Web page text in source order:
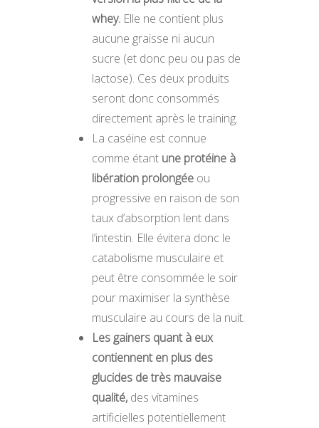
whey. Elle ne contient plus
aucune graisse ni aucun
sucre (et donc peu ou pas de
lactose). Ces deux produits
seront donc consommés
directement après le training.
La caséine est connue
comme étant une protéine à
libération prolongée ou
progressive en raison de son
taux d’absorption lent dans
l’intestin. Elle évitera donc le
catabolisme musculaire et
peut être consommée le soir
pour maximiser la synthèse
musculaire au cours de la nuit.
Les gainers quant à eux
contiennent en plus des
glucides de très mauvaise
qualité, des vitamines
artificielles potentiellement